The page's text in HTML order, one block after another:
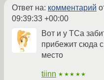
Ответ на: комментарий
09:39:33 +00:00
Вот и у ТСа
прибежит сюда
место
tiinn ★★★★★